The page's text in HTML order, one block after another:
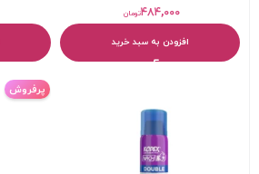
تومان۴۸۴,۰۰۰
افزودن به سبد خرید
پرفروش